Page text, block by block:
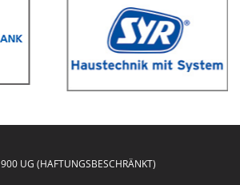
UG (HAFTUNGSBESCHRÄNKT)